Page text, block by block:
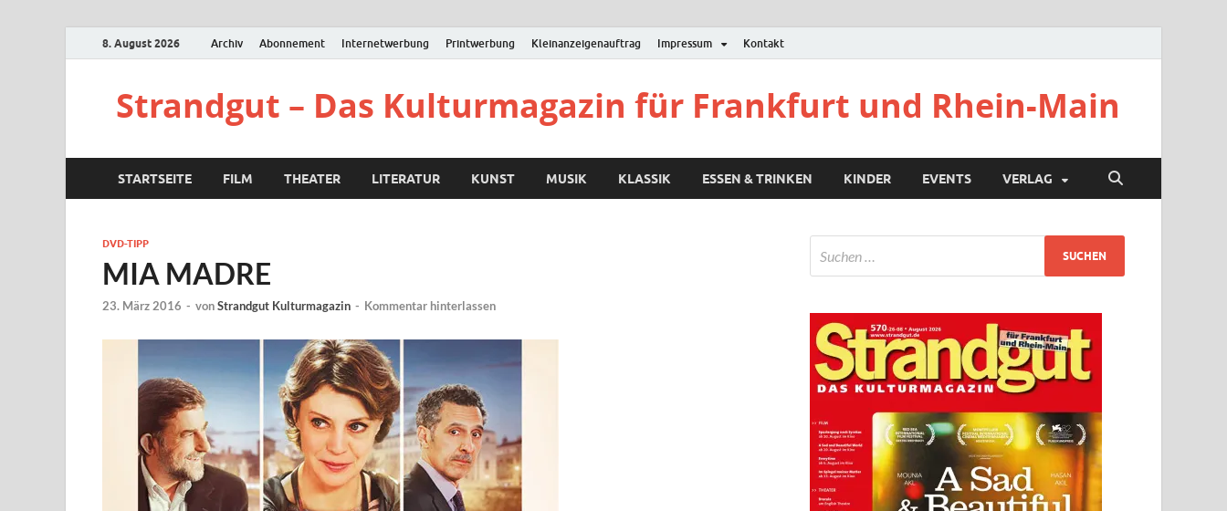
8. August 2026 Archiv Abonnement Internetwerbung Printwerbung Kleinanzeigenauftrag Impressum Kontakt
Strandgut – Das Kulturmagazin für Frankfurt und Rhein-Main
STARTSEITE FILM THEATER LITERATUR KUNST MUSIK KLASSIK ESSEN & TRINKEN KINDER EVENTS VERLAG
DVD-TIPP
MIA MADRE
23. März 2016 - vonStrandgut Kulturmagazin - Kommentar hinterlassen